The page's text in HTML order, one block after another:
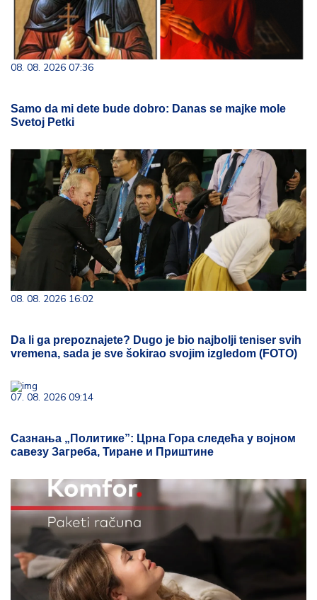
08. 08. 2026 07:36
Samo da mi dete bude dobro: Danas se majke mole
Svetoj Petki
08. 08. 2026 16:02
Da li ga prepoznajete? Dugo je bio najbolji teniser svih
vremena, sada je sve šokirao svojim izgledom (FOTO)
07. 08. 2026 09:14
Сазнања „Политике”: Црна Гора следећа у војном
савезу Загреба, Тиране и Приштине